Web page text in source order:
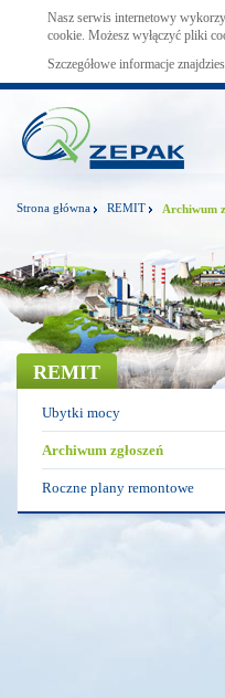
Nasz serwis internetowy
cookie. Możesz wyłączyć pliki
Szczegółowe informacje
Strona główna REMIT Archiwum
REMIT
Ubytki mocy
Archiwum zgłoszeń
Roczne plany remontowe